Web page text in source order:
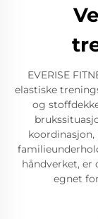
EVERISE
elastiske
og
håndverket, er
egnet